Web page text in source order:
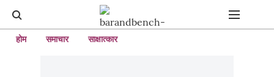
होम समाचार साक्षात्कार